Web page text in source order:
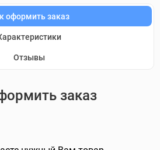
оформить заказ
Отзывы
заказ